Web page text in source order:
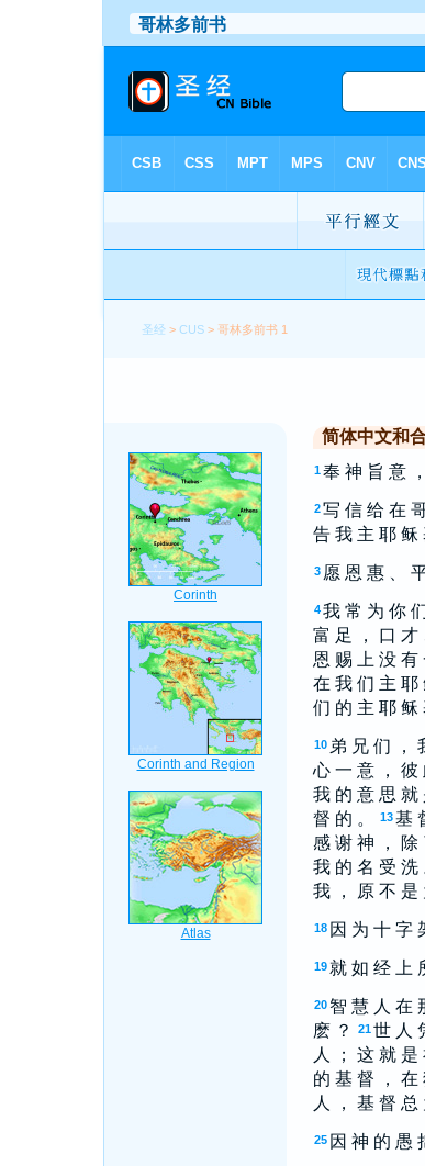
圣经 >CUS > 哥林多前书 1
简体中文和
1 奉 神 旨 意
2 写 信 给 在
告 我 主 耶 稣
3 愿 恩 惠 、
4 我 常 为 你
富 足 ， 口 才
恩 赐 上 没 有
在 我 们 主 耶
们 的 主 耶 稣
10 弟 兄 们 ，
心 一 意 ， 彼
我 的 意 思 就
督 的 。
13 基
感 谢 神 ， 除
我 的 名 受 洗
我 ， 原 不 是
18 因 为 十 字
19 就 如 经 上
20 智 慧 人 在
麽 ？
21 世 人
人 ； 这 就 是
的 基 督 ， 在
人 ， 基 督 总
25 因 神 的 愚